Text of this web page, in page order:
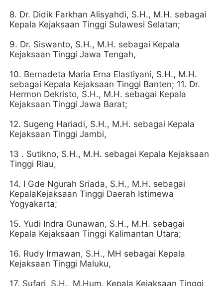
8. Dr. Didik Farkhan Alisyahdi, S.H., M.H. sebagai
Kepala Kejaksaan Tinggi Sulawesi Selatan;
9. Dr. Siswanto, S.H., M.H. sebagai Kepala
Kejaksaan Tinggi Jawa Tengah,
10. Bernadeta Maria Erna Elastiyani, S.H., M.H.
sebagai Kepala Kejaksaan Tinggi Banten; 11. Dr.
Hermon Dekristo, S.H., M.H. sebagai Kepala
Kejaksaan Tinggi Jawa Barat;
12. Sugeng Hariadi, S.H., M.H. sebagai Kepala
Kejaksaan Tinggi Jambi,
13 . Sutikno, S.H., M.H. sebagai Kepala Kejaksaan
Tinggi Riau,
14. I Gde Ngurah Sriada, S.H., M.H. sebagai
KepalaKejaksaan Tinggi Daerah Istimewa
Yogyakarta;
15. Yudi Indra Gunawan, S.H., M.H. sebagai
Kepala Kejaksaan Tinggi Kalimantan Utara;
16. Rudy Irmawan, S.H., MH sebagai Kepala
Kejaksaan Tinggi Maluku,
17. Sufari, S.H., M.Hum. Kepala Kejaksaan Tinggi